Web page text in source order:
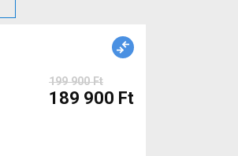
199 900 Ft
189 900 Ft